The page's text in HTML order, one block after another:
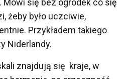
Mówi się bez ogródek co się
żeby było uczciwie,
Przykładem takiego
Niderlandy.
znajdują się kraje, w